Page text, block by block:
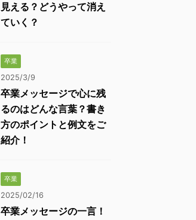
見える？どうやって消え
ていく？
卒業
2025/3/9
卒業メッセージで心に残
るのはどんな言葉？書き
方のポイントと例文をご
紹介！
卒業
2025/02/16
卒業メッセージの一言！